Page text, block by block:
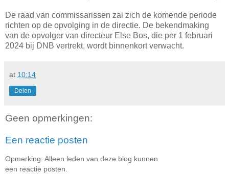
De raad van commissarissen zal zich de komende periode
richten op de opvolging in de directie. De bekendmaking
van de opvolger van directeur Else Bos, die per 1 februari
2024 bij DNB vertrekt, wordt binnenkort verwacht.
at 10:14
Delen
Geen opmerkingen:
Een reactie posten
Opmerking: Alleen leden van deze blog kunnen
een reactie posten.